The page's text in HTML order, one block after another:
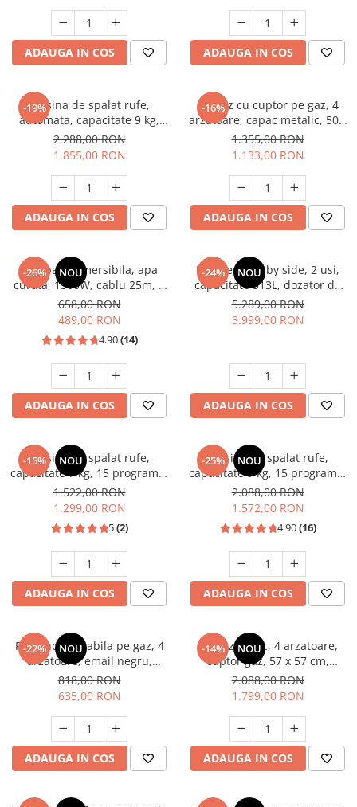
Masini de spalat vase incorporabile
Masini de spalat vase
independente
Pachete Incorporabile
Pirostrii & Arzatoare
Plasa umbrire
Pompe de stropit
Radiatoare
Semanatoare,Plantatoare
Sobe pe gaz & electrice
Aspiratoare
Suflante Frunze
Unelte Gradinarit
Ventilatoare & Sisteme Racire
Aparate de aer conditionat
Zootehnie
Foarfeci tuns oi
Incubatoare oua
ADAUGA IN COS ADAUGA IN COS
-19%
Masina de spalat rufe,
automata, capacitate 9 kg,
1400 Rpm, display digital,
motor inverter, 14 programe,
Negru mat, HEINNER
2.288,00 RON
1.855,00 RON
ADAUGA IN COS
-16%
Aragaz cu cuptor pe gaz, 4
arzatoare, capac metalic, 50 x
60 cm, 2 in 1, GPL+GN, Gri,
LDK
1.355,00 RON
1.133,00 RON
ADAUGA IN COS
-26% NOU
Pompa submersibila, apa
curata, 1500W, cablu 25m, 8
turbine, absorbtie 40m, 5
mc/h, 1" tol, dimensiune 100
mm, Inox, DRK
658,00 RON
489,00 RON
4.90(14)
ADAUGA IN COS
-24% NOU
Frigider side by side, 2 usi,
capacitate 513L, dozator de
apa si gheata, FULL NO
FROST, afisaj LCD, dual
inverter,Samus SSX-670NFIDE
5.289,00 RON
3.999,00 RON
ADAUGA IN COS
-15% NOU
Masina de spalat rufe,
capacitate 7 kg, 15 programe,
afisaj LED, 1200 Rpm, alb,
HEINNER
1.522,00 RON
1.299,00 RON
5(2)
ADAUGA IN COS
-25% NOU
Masina de spalat rufe,
capacitate 9 kg, 15 programe,
1400 Rpm, clasa A, Slim,
motor Inverter, Samus WSLI-
9144
2.088,00 RON
1.572,00 RON
4.90(16)
ADAUGA IN COS
-22% NOU
Plita incorporabila pe gaz, 4
arzatoare, email negru,
gratare din fonta, aprindere
electrica, Samus
818,00 RON
635,00 RON
ADAUGA IN COS
-14% NOU
Aragaz rustic, 4 arzatoare,
cuptor gaz, 57 x 57 cm,
rotisor, grill, ventilatie,
aprindere electrica, gratare
fonta, negru + plita inox,
Studio Casa Marco
2.088,00 RON
1.799,00 RON
ADAUGA IN COS